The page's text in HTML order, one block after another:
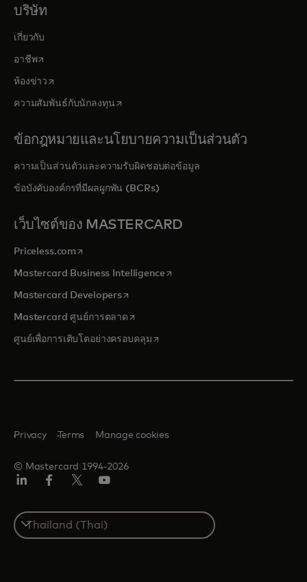
บริษัท
เกี่ยวกับ
อาชีพopens in a new tab
ห้องข่าว opens in a new tab
ความสัมพันธ์กับนักลงทุนopens in a new tab
ข้อกฎหมายและนโยบายความเป็นส่วนตัว
ความเป็นส่วนตัวและความรับผิดชอบต่อข้อมูล
ข้อบังคับองค์กรที่มีผลผูกพัน (BCRs)
เว็บไซต์ของ MASTERCARD
Priceless.com opens in a new tab
Mastercard Business Intelligenceopens in a new tab
Mastercard Developersopens in a new tab
Mastercard ศูนย์การตลาด opens in a new tab
ศูนย์เพื่อการเติบโตอย่างครอบคลุมopens in a new tab
© Mastercard 1994-2026
Privacy Terms Manage cookies
Select
a
country
เตอร์/
เอ็กซ์